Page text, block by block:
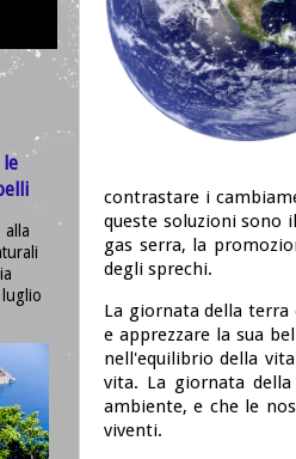
contrastare i
queste soluzioni sono
gas serra, la
degli sprechi.
La giornata della terra
e apprezzare la sua
nell'equilibrio della
vita. La giornata
ambiente, e che le
viventi.
alla